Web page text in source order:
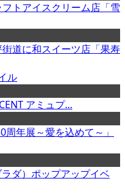
トアイスクリーム店「雪
道に和スイーツ店「果寿
ル
アミュプ...
年展～愛を込めて～」
ダ）ポップアップイベ